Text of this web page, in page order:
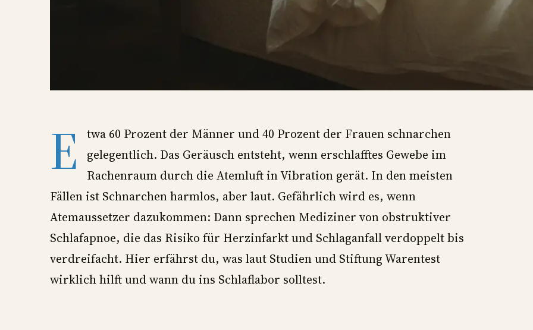
E
twa 60 Prozent der Männer und 40 Prozent der Frauen schnarchen
gelegentlich. Das Geräusch entsteht, wenn erschlafftes Gewebe im
Rachenraum durch die Atemluft in Vibration gerät. In den meisten
Fällen ist Schnarchen harmlos, aber laut. Gefährlich wird es, wenn
Atemaussetzer dazukommen: Dann sprechen Mediziner von obstruktiver
Schlafapnoe, die das Risiko für Herzinfarkt und Schlaganfall verdoppelt bis
verdreifacht. Hier erfährst du, was laut Studien und Stiftung Warentest
wirklich hilft und wann du ins Schlaflabor solltest.